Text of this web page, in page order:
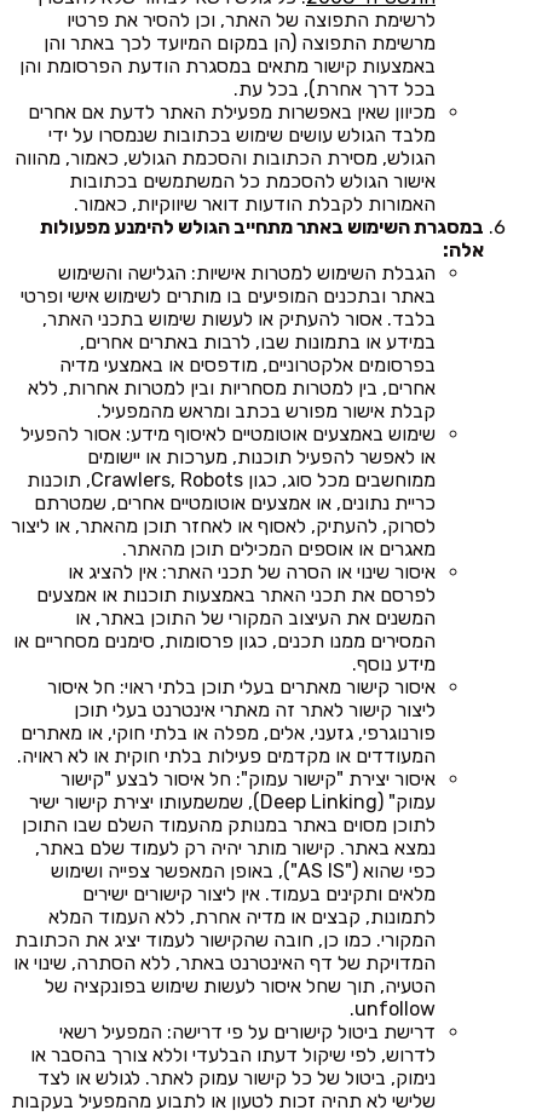
לרשימת התפוצה של האתר, וכן להסיר את פרטיו
מרשימת התפוצה (הן במקום המיועד לכך באתר והן
באמצעות קישור מתאים במסגרת הודעת הפרסומת והן
בכל דרך אחרת), בכל עת.
מכיוון שאין באפשרות מפעילת האתר לדעת אם אחרים
מלבד הגולש עושים שימוש בכתובות שנמסרו על ידי
הגולש, מסירת הכתובות והסכמת הגולש, כאמור, מהווה
אישור הגולש להסכמת כל המשתמשים בכתובות
האמורות לקבלת הודעות דואר שיווקיות, כאמור.
במסגרת השימוש באתר מתחייב הגולש להימנע מפעולות
אלה:
הגבלת השימוש למטרות אישיות: הגלישה והשימוש
באתר ובתכנים המופיעים בו מותרים לשימוש אישי ופרטי
בלבד. אסור להעתיק או לעשות שימוש בתכני האתר,
במידע או בתמונות שבו, לרבות באתרים אחרים,
בפרסומים אלקטרוניים, מודפסים או באמצעי מדיה
אחרים, בין למטרות מסחריות ובין למטרות אחרות, ללא
קבלת אישור מפורש בכתב ומראש מהמפעיל.
שימוש באמצעים אוטומטיים לאיסוף מידע: אסור להפעיל
או לאפשר להפעיל תוכנות, מערכות או יישומים
ממוחשבים מכל סוג, כגון Crawlers, Robots, תוכנות
כריית נתונים, או אמצעים אוטומטיים אחרים, שמטרתם
לסרוק, להעתיק, לאסוף או לאחזר תוכן מהאתר, או ליצור
מאגרים או אוספים המכילים תוכן מהאתר.
איסור שינוי או הסרה של תכני האתר: אין להציג או
לפרסם את תכני האתר באמצעות תוכנות או אמצעים
המשנים את העיצוב המקורי של התוכן באתר, או
המסירים ממנו תכנים, כגון פרסומות, סימנים מסחריים או
מידע נוסף.
איסור קישור מאתרים בעלי תוכן בלתי ראוי: חל איסור
ליצור קישור לאתר זה מאתרי אינטרנט בעלי תוכן
פורנוגרפי, גזעני, אלים, מפלה או בלתי חוקי, או מאתרים
המעודדים או מקדמים פעילות בלתי חוקית או לא ראויה.
איסור יצירת "קישור עמוק": חל איסור לבצע "קישור
עמוק" (Deep Linking), שמשמעותו יצירת קישור ישיר
לתוכן מסוים באתר במנותק מהעמוד השלם שבו התוכן
נמצא באתר. קישור מותר יהיה רק לעמוד שלם באתר,
כפי שהוא ("AS IS"), באופן המאפשר צפייה ושימוש
מלאים ותקינים בעמוד. אין ליצור קישורים ישירים
לתמונות, קבצים או מדיה אחרת, ללא העמוד המלא
המקורי. כמו כן, חובה שהקישור לעמוד יציג את הכתובת
המדויקת של דף האינטרנט באתר, ללא הסתרה, שינוי או
הטעיה, תוך שחל איסור לעשות שימוש בפונקציה של
unfollow.
דרישת ביטול קישורים על פי דרישה: המפעיל רשאי
לדרוש, לפי שיקול דעתו הבלעדי וללא צורך בהסבר או
נימוק, ביטול של כל קישור עמוק לאתר. לגולש או לצד
שלישי לא תהיה זכות לטעון או לתבוע מהמפעיל בעקבות